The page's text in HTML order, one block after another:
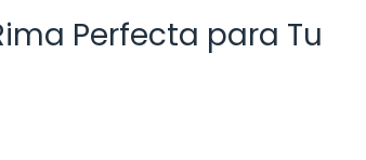
Perfecta para Tu